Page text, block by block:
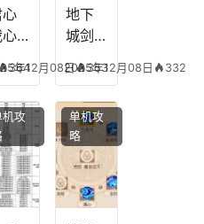
版哪
个组
合平
364
年12月08日 353
地下
城剑
能加
点
图，
地下
城剑
神用
什么
2025年12月08日 332
机攻
单机攻
略